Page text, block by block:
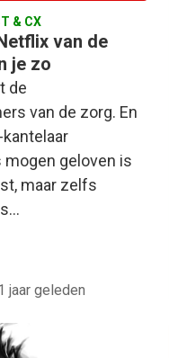
& CX
van de
je zo
de
van de zorg. En
mogen geloven is
maar zelfs
jaar geleden